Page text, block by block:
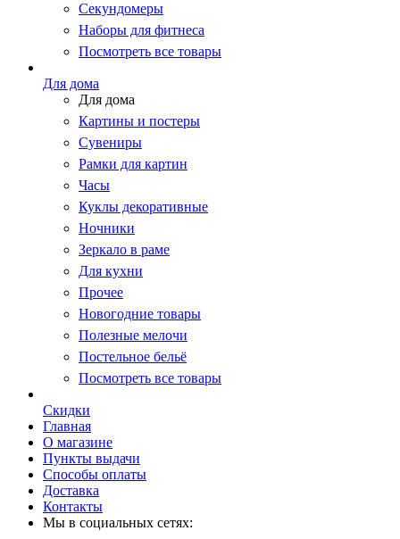
Секундомеры
Наборы для фитнеса
Посмотреть все товары
Для дома
Для дома
Картины и постеры
Сувениры
Рамки для картин
Часы
Куклы декоративные
Ночники
Зеркало в раме
Для кухни
Прочее
Новогодние товары
Полезные мелочи
Постельное бельё
Посмотреть все товары
Скидки
Главная
О магазине
Пункты выдачи
Способы оплаты
Доставка
Контакты
Мы в социальных сетях: